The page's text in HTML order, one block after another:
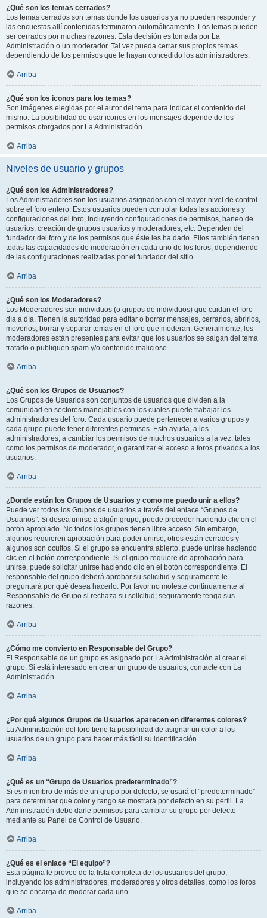
¿Qué son los temas cerrados?
Los temas cerrados son temas donde los usuarios ya no pueden responder y
las encuestas allí contenidas terminaron automáticamente. Los temas pueden
ser cerrados por muchas razones. Esta decisión es tomada por La
Administración o un moderador. Tal vez pueda cerrar sus propios temas
dependiendo de los permisos que le hayan concedido los administradores.
Arriba
¿Qué son los iconos para los temas?
Son imágenes elegidas por el autor del tema para indicar el contenido del
mismo. La posibilidad de usar iconos en los mensajes depende de los
permisos otorgados por La Administración.
Arriba
Niveles de usuario y grupos
¿Qué son los Administradores?
Los Administradores son los usuarios asignados con el mayor nivel de control
sobre el foro entero. Estos usuarios pueden controlar todas las acciones y
configuraciones del foro, incluyendo configuraciones de permisos, baneo de
usuarios, creación de grupos usuarios y moderadores, etc. Dependen del
fundador del foro y de los permisos que éste les ha dado. Ellos también tienen
todas las capacidades de moderación en cada uno de los foros, dependiendo
de las configuraciones realizadas por el fundador del sitio.
Arriba
¿Qué son los Moderadores?
Los Moderadores son individuos (o grupos de individuos) que cuidan el foro
día a día. Tienen la autoridad para editar o borrar mensajes, cerrarlos, abrirlos,
moverlos, borrar y separar temas en el foro que moderan. Generalmente, los
moderadores están presentes para evitar que los usuarios se salgan del tema
tratado o publiquen spam y/o contenido malicioso.
Arriba
¿Qué son los Grupos de Usuarios?
Los Grupos de Usuarios son conjuntos de usuarios que dividen a la
comunidad en sectores manejables con los cuales puede trabajar los
administradores del foro. Cada usuario puede pertenecer a varios grupos y
cada grupo puede tener diferentes permisos. Esto ayuda, a los
administradores, a cambiar los permisos de muchos usuarios a la vez, tales
como los permisos de moderador, o garantizar el acceso a foros privados a los
usuarios.
Arriba
¿Donde están los Grupos de Usuarios y como me puedo unir a ellos?
Puede ver todos los Grupos de usuarios a través del enlace “Grupos de
Usuarios”. Si desea unirse a algún grupo, puede proceder haciendo clic en el
botón apropiado. No todos los grupos tienen libre acceso. Sin embargo,
algunos requieren aprobación para poder unirse, otros están cerrados y
algunos son ocultos. Si el grupo se encuentra abierto, puede unirse haciendo
clic en el botón correspondiente. Si el grupo requiere de aprobación para
unirse, puede solicitar unirse haciendo clic en el botón correspondiente. El
responsable del grupo deberá aprobar su solicitud y seguramente le
preguntará por qué desea hacerlo. Por favor no moleste continuamente al
Responsable de Grupo si rechaza su solicitud; seguramente tenga sus
razones.
Arriba
¿Cómo me convierto en Responsable del Grupo?
El Responsable de un grupo es asignado por La Administración al crear el
grupo. Si está interesado en crear un grupo de usuarios, contacte con La
Administración.
Arriba
¿Por qué algunos Grupos de Usuarios aparecen en diferentes colores?
La Administración del foro tiene la posibilidad de asignar un color a los
usuarios de un grupo para hacer más fácil su identificación.
Arriba
¿Qué es un “Grupo de Usuarios predeterminado”?
Si es miembro de más de un grupo por defecto, se usará el “predeterminado”
para determinar qué color y rango se mostrará por defecto en su perfil. La
Administración debe darle permisos para cambiar su grupo por defecto
mediante su Panel de Control de Usuario.
Arriba
¿Qué es el enlace “El equipo”?
Esta página le provee de la lista completa de los usuarios del grupo,
incluyendo los administradores, moderadores y otros detalles, como los foros
que se encarga de moderar cada uno.
Arriba